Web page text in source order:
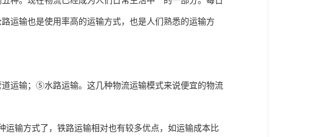
运输也是使用率高的运输方式，也是人们熟悉的运输方
输；⑤水路运输。这几种物流运输模式来说便宜的物流
运输方式了，铁路运输相对也有较多优点，如运输成本比